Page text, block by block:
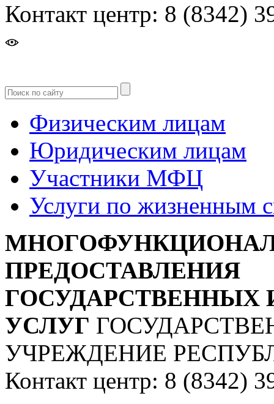
Контакт центр: 8 (8342)
Физическим лицам
Юридическим лицам
Участники МФЦ
Услуги по жизненным
ПРЕДОСТАВЛЕНИЯ
УСЛУГ
УЧРЕЖДЕНИЕ
Контакт центр: 8 (8342)